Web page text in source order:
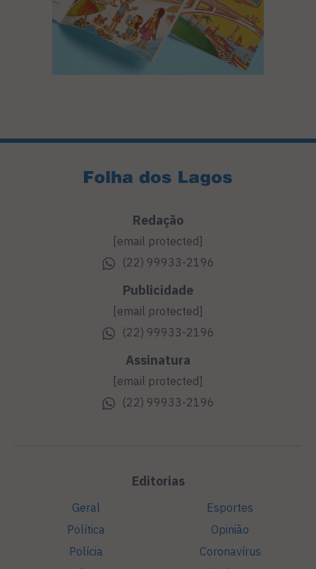
Redação
[email protected]
(22) 99933-2196
Publicidade
[email protected]
(22) 99933-2196
Assinatura
[email protected]
(22) 99933-2196
Editorias
Geral
Política
Polícia
Esportes
Opinião
Coronavírus